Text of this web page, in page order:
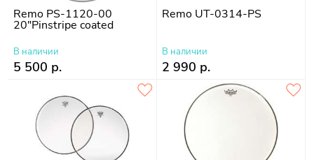
Remo PS-1120-00
20"Pinstripe coated
В наличии
5 500 р.
Remo UT-0314-PS
В наличии
2 990 р.